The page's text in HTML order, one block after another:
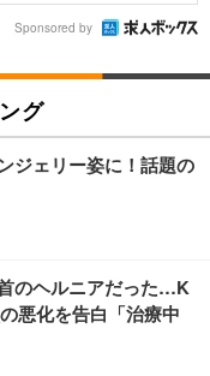
Sponsored by
グ
ジェリー姿に！話題の
のヘルニアだった…K
悪化を告白「治療中